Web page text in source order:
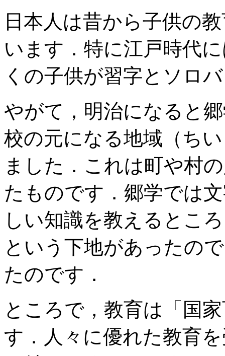
日本人は昔から子供の
います．特に江戸時代
くの子供が習字とソロ
やがて，明治になると
校の元になる地域（ち
ました．これは町や村
たものです．郷学では
しい知識を教えるとこ
という下地があったの
たのです．
ところで，教育は「国
す．人々に優れた教育